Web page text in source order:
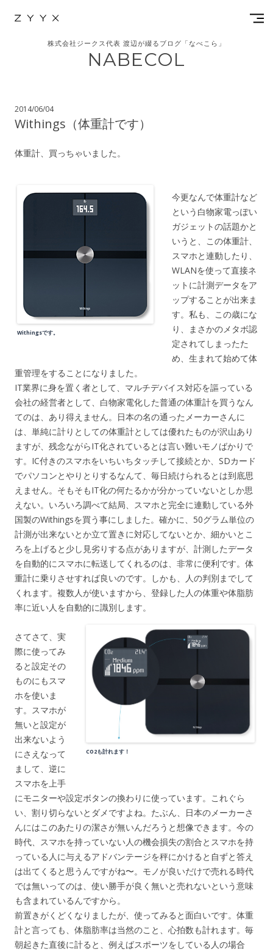
株式会社ジークス代表 渡辺が綴るブログ「なべこら」
NABECOL
2014/06/04
Withings（体重計です）
体重計、買っちゃいました。
Withingsです。
今更なんで体重計など
という白物家電っぽい
ガジェットの話題かと
いうと、この体重計、
スマホと連動したり、
WLANを使って直接ネ
ットに計測データをア
ップすることが出来ま
す。私も、この歳にな
り、まさかのメタボ認
定されてしまったた
め、生まれて始めて体
重管理をすることになりました。
IT業界に身を置く者として、マルチデバイス対応を謳っている
会社の経営者として、白物家電化した普通の体重計を買うなん
てのは、あり得えません。日本の名の通ったメーカーさんに
は、単純に計りとしての体重計としては優れたものが沢山あり
ますが、残念ながらIT化されているとは言い難いモノばかりで
す。IC付きのスマホをいちいちタッチして接続とか、SDカード
でパソコンとやりとりするなんて、毎日続けられるとは到底思
えません。そもそもIT化の何たるかが分かっていないとしか思
えない。いろいろ調べて結局、スマホと完全に連動している外
国製のWithingsを買う事にしました。確かに、50グラム単位の
計測が出来ないとか立て置きに対応してないとか、細かいとこ
ろを上げると少し見劣りする点がありますが、計測したデータ
を自動的にスマホに転送してくれるのは、非常に便利です。体
重計に乗りさせすれば良いのです。しかも、人の判別までして
くれます。複数人が使いますから、登録した人の体重や体脂肪
率に近い人を自動的に識別します。
CO2も計れます！
さてさて、実
際に使ってみ
ると設定その
ものにもスマ
ホを使いま
す。スマホが
無いと設定が
出来ないよう
にさえなって
まして、逆に
スマホを上手
にモニターや設定ボタンの換わりに使っています。これぐら
い、割り切らないとダメですよね。たぶん、日本のメーカーさ
んにはこのあたりの潔さが無いんだろうと想像できます。今の
時代、スマホを持っていない人の機会損失の割合とスマホを持
っている人に与えるアドバンテージを秤にかけると自ずと答え
は出てくると思うんですがね〜。モノが良いだけで売れる時代
では無いってのは、使い勝手が良く無いと売れないという意味
も含まれているんですから。
前置きがくどくなりましたが、使ってみると面白いです。体重
計と言っても、体脂肪率は当然のこと、心拍数も計れます。毎
朝起きた直後に計ると、例えばスポーツをしている人の場合